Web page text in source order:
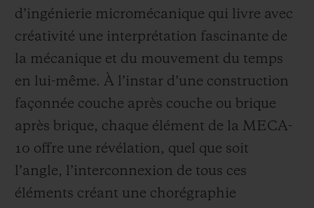
d’ingénierie micromécanique qui livre avec
créativité une interprétation fascinante de
la mécanique et du mouvement du temps
en lui-même. À l’instar d’une construction
façonnée couche après couche ou brique
après brique, chaque élément de la MECA-
10 offre une révélation, quel que soit
l’angle, l’interconnexion de tous ces
éléments créant une chorégraphie